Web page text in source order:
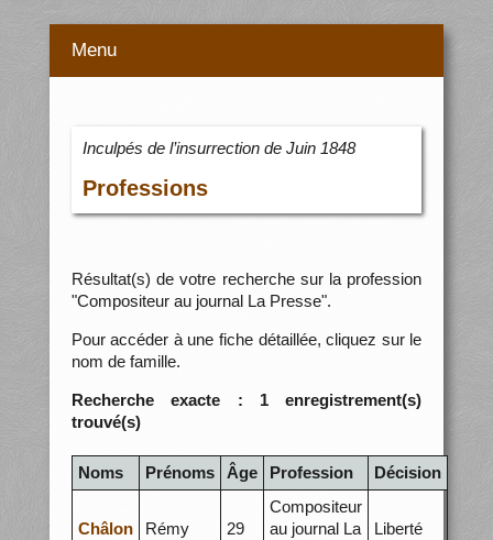
Menu
Inculpés de l’insurrection de Juin 1848
Professions
Résultat(s) de votre recherche sur la profession
"Compositeur au journal La Presse".
Pour accéder à une fiche détaillée, cliquez sur le
nom de famille.
Recherche exacte : 1 enregistrement(s)
trouvé(s)
Noms Prénoms Âge Profession Décision
Châlon Rémy 29
Compositeur
au journal La
Liberté